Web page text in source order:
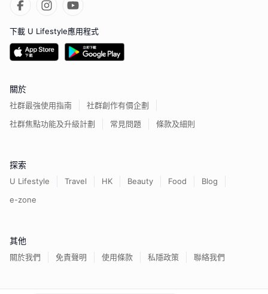
下載 U Lifestyle應用程式
關於
社群最強使用指南
社群創作有價企劃
社群焦點功能及升級計劃
常見問題 條款及細則
探索
U Lifestyle Travel HK Beauty Food
Blog
e-zone
其他
關於我們 免責聲明 使用條款 私隱政策 聯絡我們